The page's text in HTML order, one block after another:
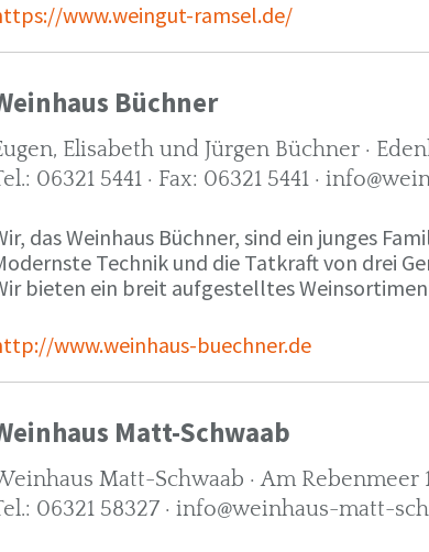
www.weingut-ramsel.de/
Büchner
Elisabeth und Jürgen Büchner ·
06321 5441 · Fax: 06321 5441 ·
das Weinhaus Büchner, sind ein junges
Technik und die Tatkraft von drei
bieten ein breit aufgestelltes
www.weinhaus-buechner.de
Matt-Schwaab
Matt-Schwaab · Am Rebenmeer
06321 58327 · info@weinhaus-matt-